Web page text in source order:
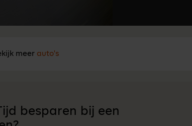
meer auto's
besparen bij een